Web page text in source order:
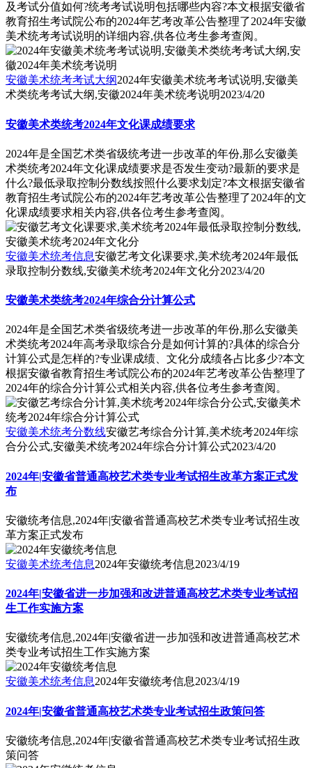
及考试分值如何?统考考试说明包括哪些内容?本文根据安徽省
教育招生考试院公布的2024年艺考改革公告整理了2024年安徽
美术统考考试说明的详细内容,供各位考生参考查阅。
安徽美术统考考试大纲2024年安徽美术统考考试说明,安徽美
术类统考考试大纲,安徽2024年美术统考说明2023/4/20
安徽美术类统考2024年文化课成绩要求
2024年是全国艺术类省级统考进一步改革的年份,那么安徽美
术类统考2024年文化课成绩要求是否发生变动?最新的要求是
什么?最低录取控制分数线按照什么要求划定?本文根据安徽省
教育招生考试院公布的2024年艺考改革公告整理了2024年的文
化课成绩要求相关内容,供各位考生参考查阅。
安徽美术统考信息安徽艺考文化课要求,美术统考2024年最低
录取控制分数线,安徽美术统考2024年文化分2023/4/20
安徽美术类统考2024年综合分计算公式
2024年是全国艺术类省级统考进一步改革的年份,那么安徽美
术类统考2024年高考录取综合分是如何计算的?具体的综合分
计算公式是怎样的?专业课成绩、文化分成绩各占比多少?本文
根据安徽省教育招生考试院公布的2024年艺考改革公告整理了
2024年的综合分计算公式相关内容,供各位考生参考查阅。
安徽美术统考分数线安徽艺考综合分计算,美术统考2024年综
合分公式,安徽美术统考2024年综合分计算公式2023/4/20
2024年|安徽省普通高校艺术类专业考试招生改革方案正式发
布
安徽统考信息,2024年|安徽省普通高校艺术类专业考试招生改
革方案正式发布
安徽美术统考信息2024年安徽统考信息2023/4/19
2024年|安徽省进一步加强和改进普通高校艺术类专业考试招
生工作实施方案
安徽统考信息,2024年|安徽省进一步加强和改进普通高校艺术
类专业考试招生工作实施方案
安徽美术统考信息2024年安徽统考信息2023/4/19
2024年|安徽省普通高校艺术类专业考试招生政策问答
安徽统考信息,2024年|安徽省普通高校艺术类专业考试招生政
策问答